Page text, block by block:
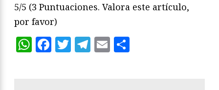
5/5 (3 Puntuaciones. Valora este artículo,
por favor)
WhatsApp
Facebook
Twitter
Telegram
Email